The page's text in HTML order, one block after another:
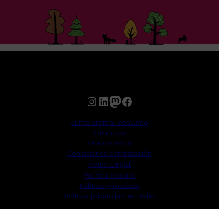
Instagram LinkedIn Mastodon Facebook
Junta arbitral consumo
Estatutos
Balance social
Condiciones contratación
Aviso Legal
Política cookies
Política privacidad
Política privacidad en redes